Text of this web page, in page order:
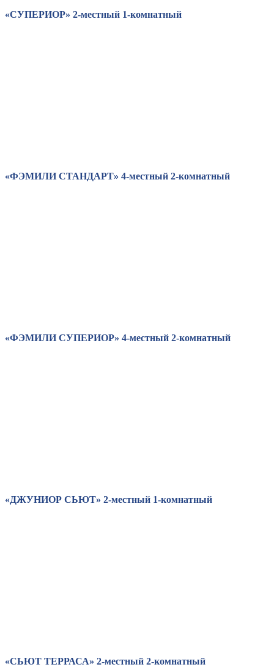
«СУПЕРИОР» 2-местный 1-комнатный
«ФЭМИЛИ СТАНДАРТ» 4-местный 2-комнатный
«ФЭМИЛИ СУПЕРИОР» 4-местный 2-комнатный
«ДЖУНИОР СЬЮТ» 2-местный 1-комнатный
«СЬЮТ ТЕРРАСА» 2-местный 2-комнатный